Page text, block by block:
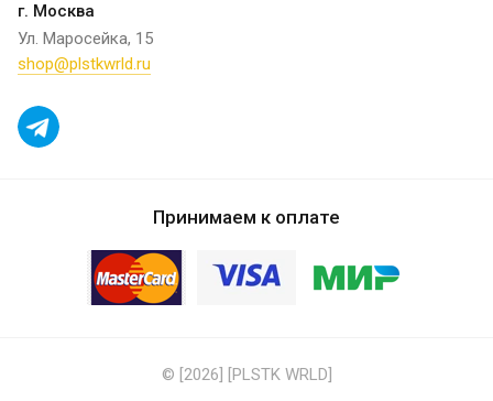
г. Москва
Ул. Маросейка, 15
shop@plstkwrld.ru
Принимаем к оплате
© [2026] [PLSTK WRLD]